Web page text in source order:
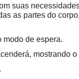
suas
as partes do
modo de espera.
mostrando